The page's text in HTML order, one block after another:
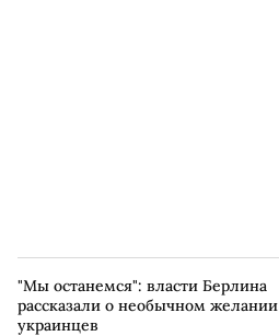
"Мы останемся": власти Берлина
рассказали о необычном желании
украинцев